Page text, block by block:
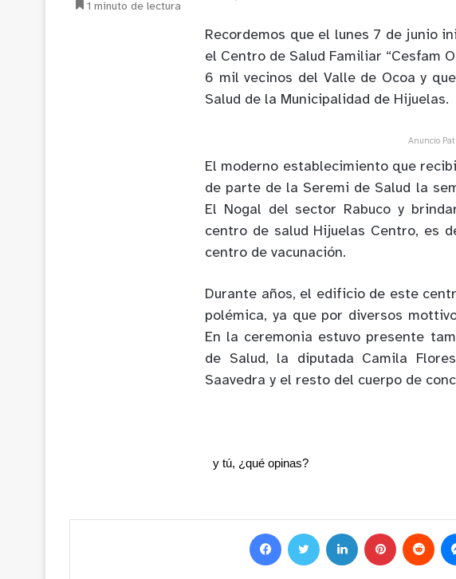
Recordemos que el lunes 7 de junio
el Centro de Salud Familiar “Cesfam
6 mil vecinos del Valle de Ocoa y
Salud de la Municipalidad de Hijuelas.
Anuncio
El moderno establecimiento que
de parte de la Seremi de Salud la
El Nogal del sector Rabuco y
centro de salud Hijuelas Centro, es
centro de vacunación.
Durante años, el edificio de este
polémica, ya que por diversos
En la ceremonia estuvo presente
de Salud, la diputada Camila
Saavedra y el resto del cuerpo de
y tú, ¿qué opinas?
1 minuto de lectura